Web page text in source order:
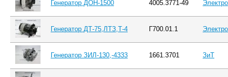
Генератор ДОН-1500 4005.3771-49
Генератор ДТ-75,ЛТЗ,Т-4 Г700.01.1
Генератор ЗИЛ-130,-4333 1661.3701 ЗиТ